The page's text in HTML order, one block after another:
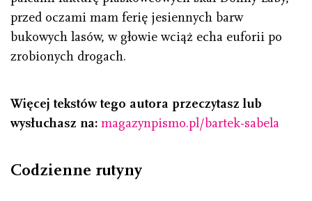
przed oczami mam ferię jesiennych barw
bukowych lasów, w głowie wciąż echa euforii po
zrobionych drogach.
Więcej tekstów tego autora przeczytasz lub
wysłuchasz na: magazynpismo.pl/bartek-sabela
Codzienne rutyny